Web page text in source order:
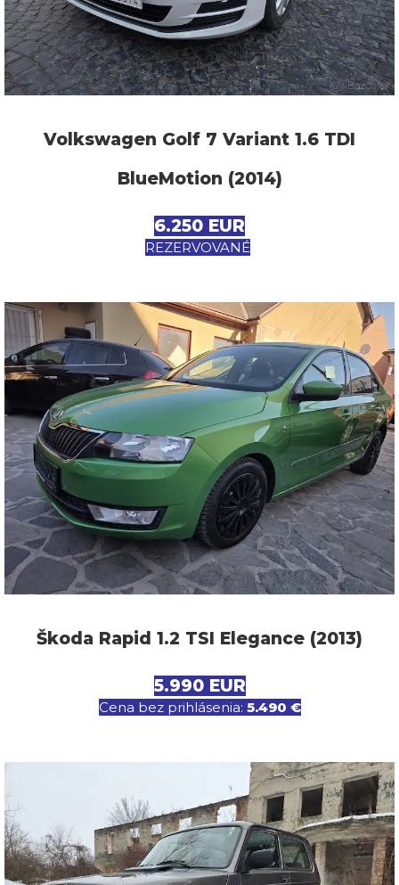
Volkswagen Golf 7 Variant 1.6 TDI
BlueMotion (2014)
6.250 EUR
REZERVOVANÉ
Škoda Rapid 1.2 TSI Elegance (2013)
5.990 EUR
Cena bez prihlásenia: 5.490 €